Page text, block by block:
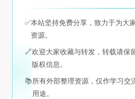
✅本站坚持免费分享，致力于为大
资源。
🔗欢迎大家收藏与转发，转载请保
版权信息。
📚所有外部整理资源，仅作学习交
用途。